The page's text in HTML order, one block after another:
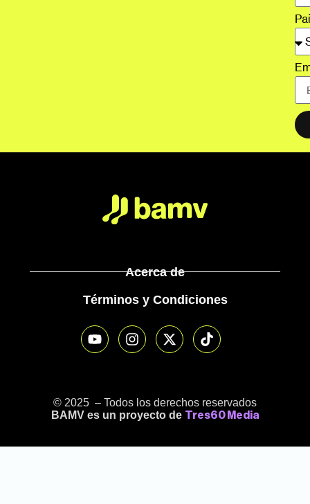
Acerca de
Términos y Condiciones
© 2025 – Todos los derechos reservados
BAMV es un proyecto de Tres60 Media